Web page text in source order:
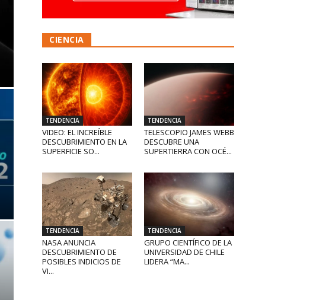
CIENCIA
TENDENCIA
VIDEO: EL INCREÍBLE
DESCUBRIMIENTO EN LA
SUPERFICIE SO...
TENDENCIA
TELESCOPIO JAMES WEBB
DESCUBRE UNA
SUPERTIERRA CON OCÉ...
TENDENCIA
NASA ANUNCIA
DESCUBRIMIENTO DE
POSIBLES INDICIOS DE
VI...
TENDENCIA
GRUPO CIENTÍFICO DE LA
UNIVERSIDAD DE CHILE
LIDERA “MA...